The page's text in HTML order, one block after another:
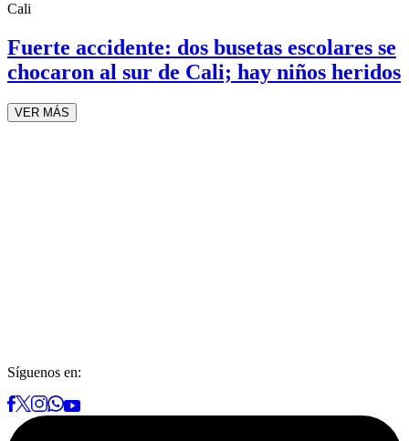
Cali
Fuerte accidente: dos busetas escolares se
chocaron al sur de Cali; hay niños heridos
VER MÁS
Síguenos en: